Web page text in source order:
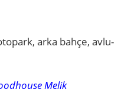
arka bahçe, avlu-
Melik